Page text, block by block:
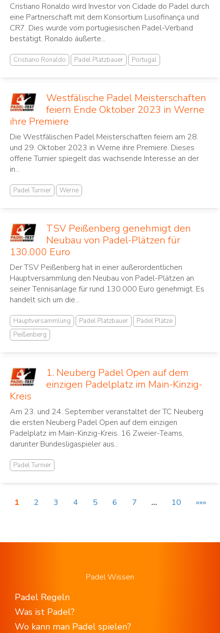
Cristiano Ronaldo wird Investor von Cidade do Padel durch
eine Partnerschaft mit dem Konsortium Lusofinança und
CR7. Dies wurde vom portugiesischen Padel-Verband
bestätigt. Ronaldo äußerte...
Cristiano Ronaldo Padel Platzbauer Portugal
Westfälische Padel Meisterschaften
feiern Ende Oktober 2023 in Werne
ihre Premiere
Die Westfälischen Padel Meisterschaften feiern am 28.
und 29. Oktober 2023 in Werne ihre Premiere. Dieses
offene Turnier spiegelt das wachsende Interesse an der
in...
Padel Turnier Werne
TSV Peißenberg genehmigt den
Neubau von Padel-Plätzen für
130.000 Euro
Der TSV Peißenberg hat in einer außerordentlichen
Hauptversammlung den Neubau von Padel-Plätzen an
seiner Tennisanlage für rund 130.000 Euro genehmigt. Es
handelt sich um die...
Hauptversammlung Padel Platzbauer
Padel Plätze
Peißenberg
1. Neuberg Padel Open auf dem
einzigen Padelplatz im Main-Kinzig-
Kreis
Am 23. und 24. September veranstaltet der TC Neuberg
die ersten Neuberg Padel Open auf dem einzigen
Padelplatz im Main-Kinzig-Kreis. 16 Zweier-Teams,
darunter Bundesligaspieler aus...
Padel Turnier
1 2 3 4 5 6 7 … 10 »»»
Padel Wissen
Padel Regeln
Was ist Padel?
Wo kann man Padel spielen?